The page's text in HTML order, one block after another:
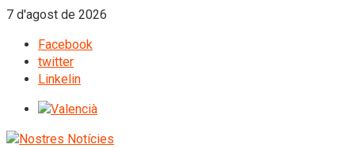
7 d'agost de 2026
Facebook
twitter
Linkelin